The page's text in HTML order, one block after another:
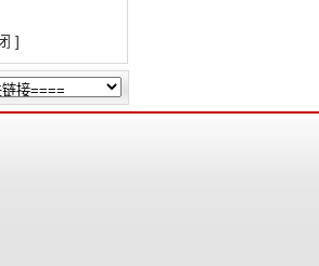
]